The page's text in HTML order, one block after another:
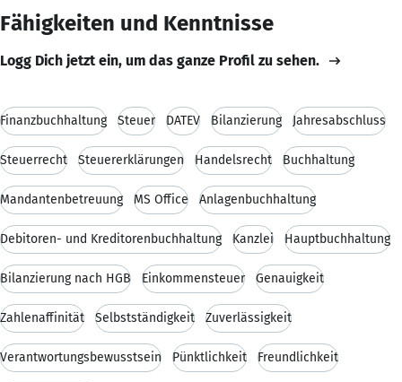
Fähigkeiten und Kenntnisse
Logg Dich jetzt ein, um das ganze Profil zu sehen.
Finanzbuchhaltung Steuer DATEV Bilanzierung Jahresabschluss
Steuerrecht Steuererklärungen Handelsrecht Buchhaltung
Mandantenbetreuung MS Office Anlagenbuchhaltung
Debitoren- und Kreditorenbuchhaltung Kanzlei Hauptbuchhaltung
Bilanzierung nach HGB Einkommensteuer Genauigkeit
Zahlenaffinität Selbstständigkeit Zuverlässigkeit
Verantwortungsbewusstsein Pünktlichkeit Freundlichkeit